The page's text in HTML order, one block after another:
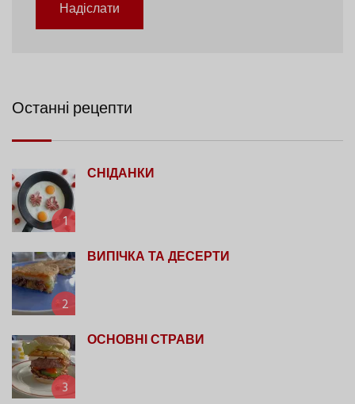
Надіслати
Останні рецепти
1
СНІДАНКИ
2
ВИПІЧКА ТА ДЕСЕРТИ
3
ОСНОВНІ СТРАВИ